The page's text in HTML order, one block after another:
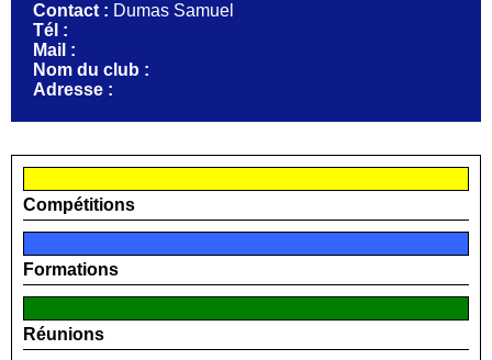
Contact : Dumas Samuel
Tél :
Mail :
Nom du club :
Adresse :
Compétitions
Formations
Réunions